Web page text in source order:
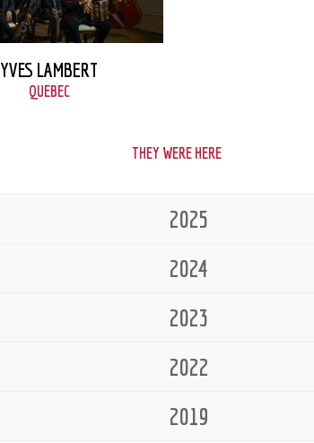
YVES LAMBERT
QUEBEC
THEY WERE HERE
2025
2024
2023
2022
2019